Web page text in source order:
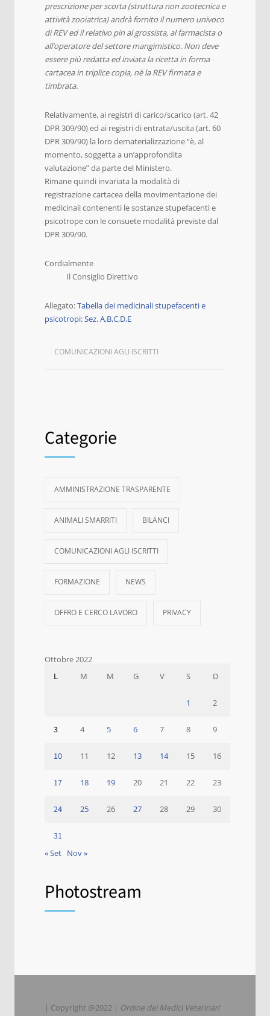
prescrizione per scorta (struttura non zootecnica e
attività zooiatrica) andrà fornito il numero univoco
di REV ed il relativo pin al grossista, al farmacista o
all’operatore del settore mangimistico. Non deve
essere più redatta ed inviata la ricetta in forma
cartacea in triplice copia, nè la REV firmata e
timbrata.
Relativamente, ai registri di carico/scarico (art. 42
DPR 309/90) ed ai registri di entrata/uscita (art. 60
DPR 309/90) la loro dematerializzazione “è, al
momento, soggetta a un’approfondita
valutazione” da parte del Ministero.
Rimane quindi invariata la modalità di
registrazione cartacea della movimentazione dei
medicinali contenenti le sostanze stupefacenti e
psicotrope con le consuete modalità previste dal
DPR 309/90.
Cordialmente
Il Consiglio Direttivo
Allegato:Tabella dei medicinali stupefacenti e
psicotropi: Sez. A,B,C,D,E
COMUNICAZIONI AGLI ISCRITTI
Categorie
AMMINISTRAZIONE TRASPARENTE
ANIMALI SMARRITI BILANCI
COMUNICAZIONI AGLI ISCRITTI
FORMAZIONE NEWS
OFFRO E CERCO LAVORO PRIVACY
Ottobre 2022
L M M G V S D
1 2
3 4 5 6 7 8 9
10 11 12 13 14 15 16
17 18 19 20 21 22 23
24 25 26 27 28 29 30
31
« Set Nov »
Photostream
| Copyright @2022 | Ordine dei Medici Veterinari